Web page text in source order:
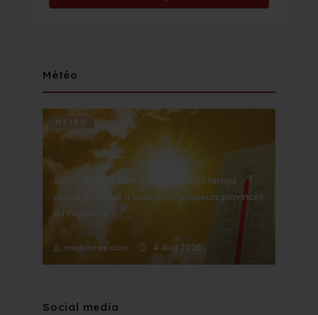
Météo
METÉO
Alerte Météo : Vague de chaleur et temps
chaud de mardi à jeudi dans plusieurs provinces
du Royaume
medi1news.com 4 Aug 2026
Social media